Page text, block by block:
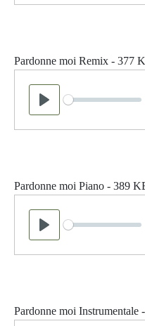
Pardonne moi Remix - 377
Play
Seek
Pardonne moi Piano - 389
Play
Seek
Pardonne moi